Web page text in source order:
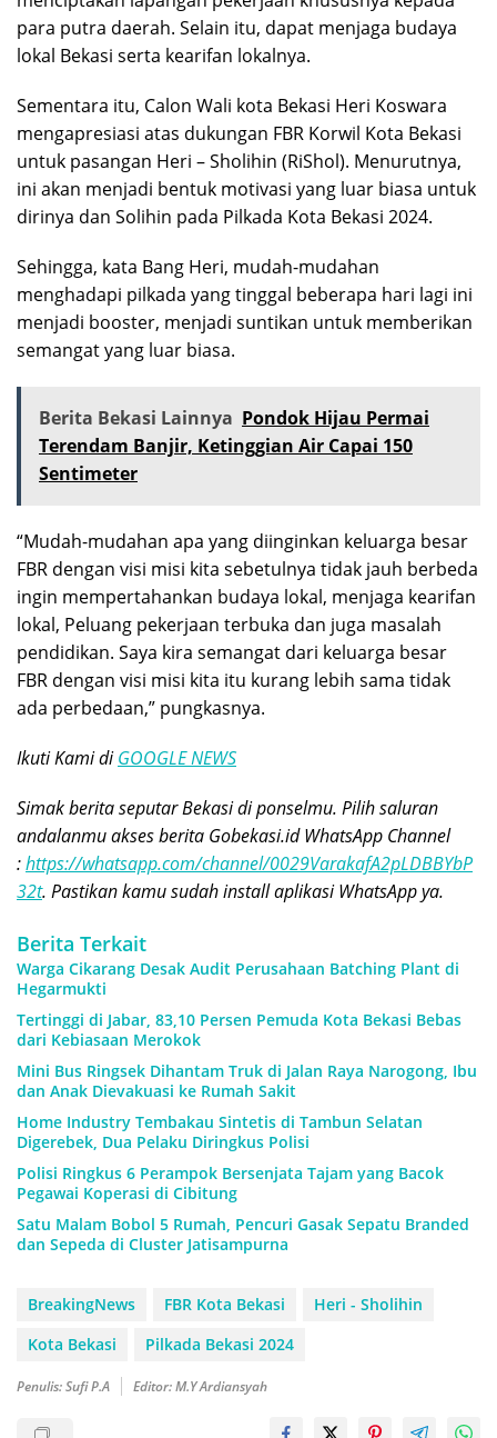
para putra daerah. Selain itu, dapat menjaga budaya
lokal Bekasi serta kearifan lokalnya.
Sementara itu, Calon Wali kota Bekasi Heri Koswara
mengapresiasi atas dukungan FBR Korwil Kota Bekasi
untuk pasangan Heri – Sholihin (RiShol). Menurutnya,
ini akan menjadi bentuk motivasi yang luar biasa untuk
dirinya dan Solihin pada Pilkada Kota Bekasi 2024.
Sehingga, kata Bang Heri, mudah-mudahan
menghadapi pilkada yang tinggal beberapa hari lagi ini
menjadi booster, menjadi suntikan untuk memberikan
semangat yang luar biasa.
Berita Bekasi Lainnya Pondok Hijau Permai
Terendam Banjir, Ketinggian Air Capai 150
Sentimeter
“Mudah-mudahan apa yang diinginkan keluarga besar
FBR dengan visi misi kita sebetulnya tidak jauh berbeda
ingin mempertahankan budaya lokal, menjaga kearifan
lokal, Peluang pekerjaan terbuka dan juga masalah
pendidikan. Saya kira semangat dari keluarga besar
FBR dengan visi misi kita itu kurang lebih sama tidak
ada perbedaan,” pungkasnya.
Ikuti Kami diGOOGLE NEWS
Simak berita seputar Bekasi di ponselmu. Pilih saluran
andalanmu akses berita Gobekasi.id WhatsApp Channel
:https://whatsapp.com/channel/0029VarakafA2pLDBBYbP
32t. Pastikan kamu sudah install aplikasi WhatsApp ya.
Berita Terkait
Warga Cikarang Desak Audit Perusahaan Batching Plant di
Hegarmukti
Tertinggi di Jabar, 83,10 Persen Pemuda Kota Bekasi Bebas
dari Kebiasaan Merokok
Mini Bus Ringsek Dihantam Truk di Jalan Raya Narogong, Ibu
dan Anak Dievakuasi ke Rumah Sakit
Home Industry Tembakau Sintetis di Tambun Selatan
Digerebek, Dua Pelaku Diringkus Polisi
Polisi Ringkus 6 Perampok Bersenjata Tajam yang Bacok
Pegawai Koperasi di Cibitung
Satu Malam Bobol 5 Rumah, Pencuri Gasak Sepatu Branded
dan Sepeda di Cluster Jatisampurna
BreakingNews FBR Kota Bekasi
Heri - Sholihin
Kota Bekasi
Pilkada Bekasi 2024
Penulis: Sufi P.A Editor: M.Y Ardiansyah